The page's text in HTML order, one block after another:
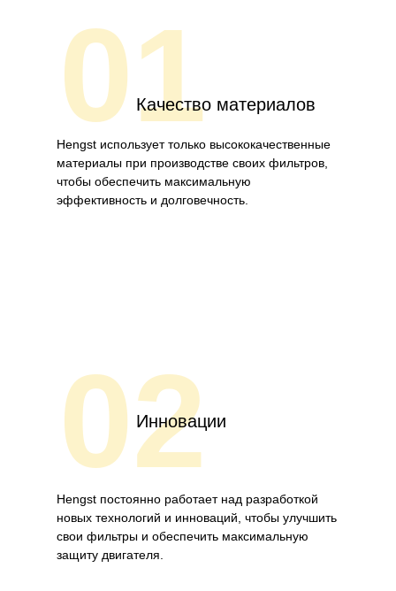
01Качество материалов
Hengst использует только высококачественные
материалы при производстве своих фильтров,
чтобы обеспечить максимальную
эффективность и долговечность.
02
Инновации
Hengst постоянно работает над разработкой
новых технологий и инноваций, чтобы улучшить
свои фильтры и обеспечить максимальную
защиту двигателя.